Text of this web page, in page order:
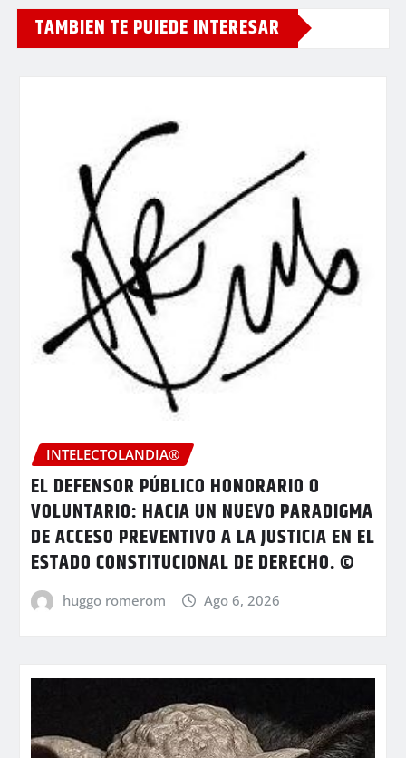
TAMBIEN TE PUIEDE INTERESAR
INTELECTOLANDIA®
EL DEFENSOR PÚBLICO HONORARIO O
VOLUNTARIO: HACIA UN NUEVO PARADIGMA
DE ACCESO PREVENTIVO A LA JUSTICIA EN EL
ESTADO CONSTITUCIONAL DE DERECHO. ©
huggo romerom Ago 6, 2026